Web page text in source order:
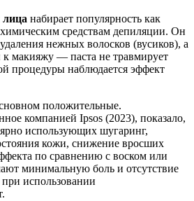
набирает популярность как
средствам депиляции. Он
нежных волосков (вусиков), а
макияжу — паста не травмирует
процедуры наблюдается эффект
положительные.
компанией Ipsos (2023), показало,
использующих шугаринг,
кожи, снижение вросших
по сравнению с воском или
минимальную боль и отсутствие
использовании